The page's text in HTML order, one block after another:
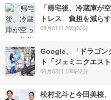
「帰宅後、冷蔵庫が
トレス 負担を減ら
08月01日 20時33分
Google、「ドラゴン
ト「ジェミニクエス
08月03日 18時42分
松村北斗と今田美桜